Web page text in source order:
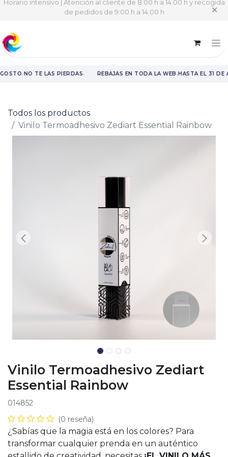
Horario intensivo | Atención al cliente de 8:00 h a 14:00 h y recogida
de pedidos de 9:00 h a 14:00 h ✕
·NO TE LAS PIERDAS· REBAJAS EN TODA LA WEB·HASTA EL 31 DE
Todos los productos
Vinilo Termoadhesivo Zediart Essential Rainbow
Vinilo Termoadhesivo Zediart
Essential Rainbow
014852
(0 reseña)
¿Sabías que la magia está en los colores? Para
transformar cualquier prenda en un auténtico